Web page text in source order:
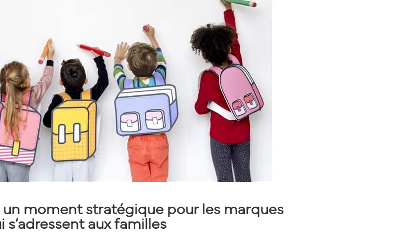
un moment stratégique pour les marques
s’adressent aux familles